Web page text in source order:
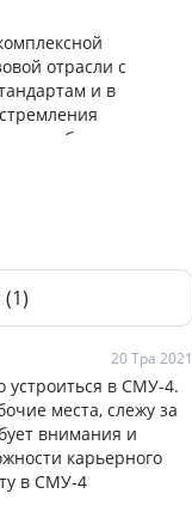
отрасли с
и в
в области
(1)
20 Тра 2021
устроиться в СМУ-4.
места, слежу за
внимания и
карьерного
в СМУ-4